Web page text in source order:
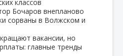
классов
Бочаров внепланово
сорваны в Волжском и
вакансии, но
главные тренды